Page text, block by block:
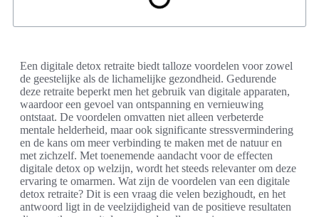
Een digitale detox retraite biedt talloze voordelen voor zowel
de geestelijke als de lichamelijke gezondheid. Gedurende
deze retraite beperkt men het gebruik van digitale apparaten,
waardoor een gevoel van ontspanning en vernieuwing
ontstaat. De voordelen omvatten niet alleen verbeterde
mentale helderheid, maar ook significante stressvermindering
en de kans om meer verbinding te maken met de natuur en
met zichzelf. Met toenemende aandacht voor de effecten
digitale detox op welzijn, wordt het steeds relevanter om deze
ervaring te omarmen. Wat zijn de voordelen van een digitale
detox retraite? Dit is een vraag die velen bezighoudt, en het
antwoord ligt in de veelzijdigheid van de positieve resultaten